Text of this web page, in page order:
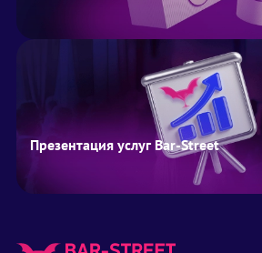
Презентация услуг Bar-Street